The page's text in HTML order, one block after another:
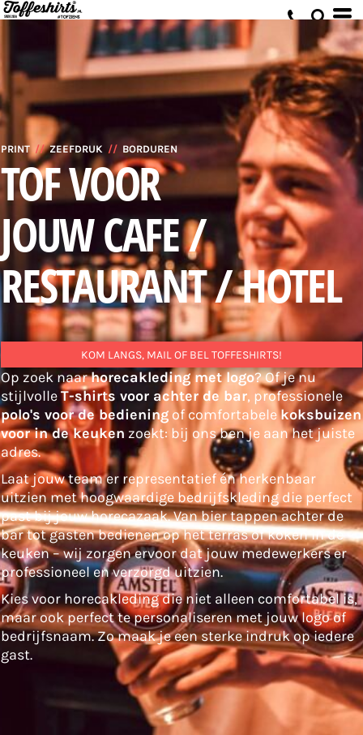
PRINT // ZEEFDRUK // BORDUREN
TOF VOOR
JOUW CAFE /
RESTAURANT / HOTEL
KOM LANGS, MAIL OF BEL TOFFESHIRTS!
Op zoek naarhorecakleding met logo? Of je nu
stijlvolleT-shirts voor achter de bar, professionele
polo's voor de bediening of comfortabelekoksbuizen
voor in de keuken zoekt: bij ons ben je aan het juiste
adres.
Laat jouw team er representatief én herkenbaar
uitzien met hoogwaardige bedrijfskleding die perfect
past bij jouw horecazaak. Van bier tappen achter de
bar tot gasten bedienen op het terras of koken in de
keuken – wij zorgen ervoor dat jouw medewerkers er
professioneel en verzorgd uitzien.
Kies voor horecakleding die niet alleen comfortabel is,
maar ook perfect te personaliseren met jouw logo of
bedrijfsnaam. Zo maak je een sterke indruk op iedere
gast.